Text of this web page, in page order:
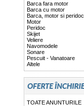
Barca fara motor
Barca cu motor
Barca, motor si peridoc
Motor
Peridoc
Skijet
Veliere
Navomodele
Sonare
Pescuit - Vanatoare
Altele
TOATE ANUNTURILE